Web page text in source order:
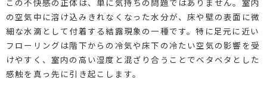
の空気中に溶け込みきれなくなった水分が、床や壁の表面に微
細な水滴として付着する結露現象の一種です。特に足元に近い
フローリングは階下からの冷気や床下の冷たい空気の影響を受
けやすく、室内の高い湿度と混ざり合うことでベタベタとした
感触を真っ先に引き起こします。